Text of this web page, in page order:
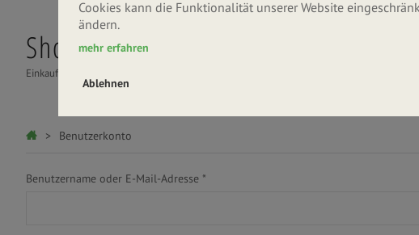
Shop
Einkaufen
Über uns
Haupt-Reiter
Sie sind hier
Benutzerkonto
Benutzername oder E-Mail-Adresse *
Cookies kann die Funktionalität unserer Website
ändern.
mehr erfahren
Ablehnen